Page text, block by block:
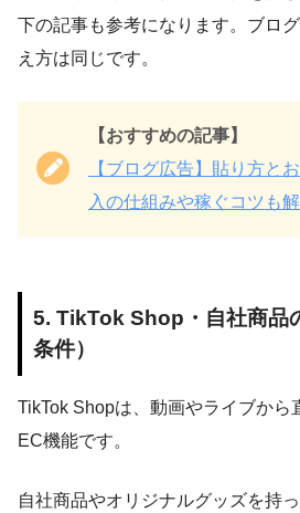
下の記事も参考になります。ブロ
え方は同じです。
【おすすめの記事】
【ブログ広告】貼り方と
入の仕組みや稼ぐコツも
5. TikTok Shop・自社商品
条件）
TikTok Shopは、動画やライブから
EC機能です。
自社商品やオリジナルグッズを持